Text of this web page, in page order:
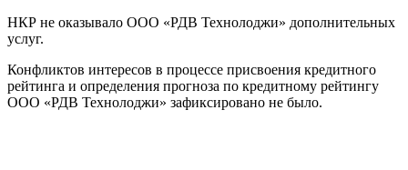
НКР не оказывало ООО «РДВ Технолоджи» дополнительных
услуг.
Конфликтов интересов в процессе присвоения кредитного
рейтинга и определения прогноза по кредитному рейтингу
ООО «РДВ Технолоджи» зафиксировано не было.